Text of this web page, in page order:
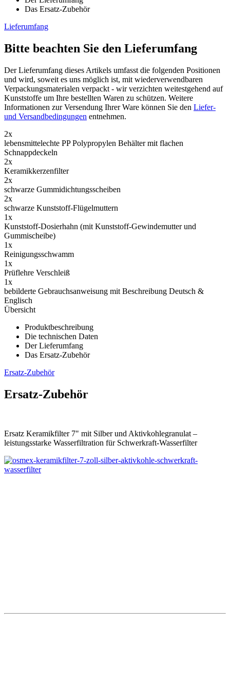
Reinigungsschwamm
1x
Prüflehre Verschleiß
bebilderte Gebrauchsanweisung mit Beschreibung Deutsch &
Übersicht
Produktbeschreibung
Die technischen Daten
Der Lieferumfang
Das Ersatz-Zubehör
Ersatz-Zubehör
Ersatz-Zubehör
Ersatz Keramikfilter 7" mit Silber und Aktivkohlegranulat –
leistungsstarke Wasserfiltration für Schwerkraft-Wasserfilter